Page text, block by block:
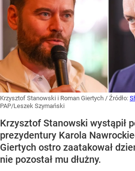
Krzysztof Stanowski i Roman Giertych / Źródło:
PAP/Leszek Szymański
Krzysztof Stanowski wystąpił
prezydentury Karola
Giertych ostro zaatakował
nie pozostał mu dłużny.